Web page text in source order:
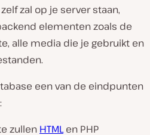
l
n
zal op je server staan,
elementen zoals de
alle media die je gebruikt en
een van de eindpunten
zullen HTMLen PHP